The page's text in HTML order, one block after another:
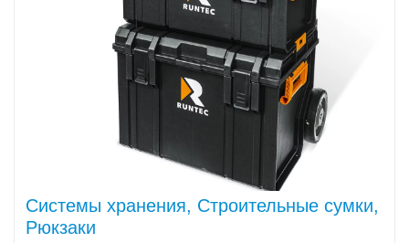
Системы хранения, Строительные сумки,
Рюкзаки